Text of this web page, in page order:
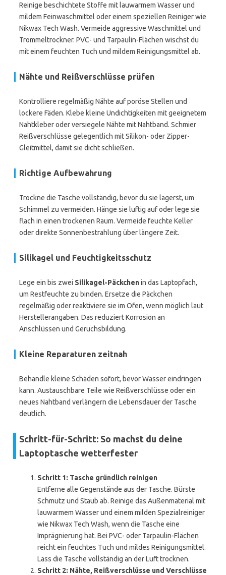
Reinige beschichtete Stoffe mit lauwarmem Wasser und
mildem Feinwaschmittel oder einem speziellen Reiniger wie
Nikwax Tech Wash. Vermeide aggressive Waschmittel und
Trommeltrockner. PVC- und Tarpaulin-Flächen wischst du
mit einem feuchten Tuch und mildem Reinigungsmittel ab.
Nähte und Reißverschlüsse prüfen
Kontrolliere regelmäßig Nähte auf poröse Stellen und
lockere Fäden. Klebe kleine Undichtigkeiten mit geeignetem
Nahtkleber oder versiegele Nähte mit Nahtband. Schmier
Reißverschlüsse gelegentlich mit Silikon- oder Zipper-
Gleitmittel, damit sie dicht schließen.
Richtige Aufbewahrung
Trockne die Tasche vollständig, bevor du sie lagerst, um
Schimmel zu vermeiden. Hänge sie luftig auf oder lege sie
flach in einen trockenen Raum. Vermeide feuchte Keller
oder direkte Sonnenbestrahlung über längere Zeit.
Silikagel und Feuchtigkeitsschutz
Lege ein bis zwei Silikagel-Päckchenin das Laptopfach,
um Restfeuchte zu binden. Ersetze die Päckchen
regelmäßig oder reaktiviere sie im Ofen, wenn möglich laut
Herstellerangaben. Das reduziert Korrosion an
Anschlüssen und Geruchsbildung.
Kleine Reparaturen zeitnah
Behandle kleine Schäden sofort, bevor Wasser eindringen
kann. Austauschbare Teile wie Reißverschlüsse oder ein
neues Nahtband verlängern die Lebensdauer der Tasche
deutlich.
Schritt-für-Schritt: So machst du deine
Laptoptasche wetterfester
Schritt 1: Tasche gründlich reinigen
Entferne alle Gegenstände aus der Tasche. Bürste
Schmutz und Staub ab. Reinige das Außenmaterial mit
lauwarmem Wasser und einem milden Spezialreiniger
wie Nikwax Tech Wash, wenn die Tasche eine
Imprägnierung hat. Bei PVC- oder Tarpaulin-Flächen
reicht ein feuchtes Tuch und mildes Reinigungsmittel.
Lass die Tasche vollständig an der Luft trocknen.
Schritt 2: Nähte, Reißverschlüsse und Verschlüsse